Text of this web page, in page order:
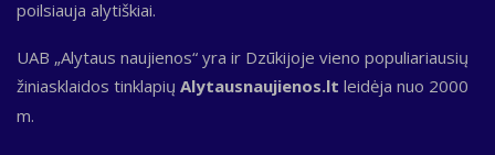
poilsiauja alytiškiai.
UAB „Alytaus naujienos“ yra ir Dzūkijoje vieno populiariausių
žiniasklaidos tinklapių Alytausnaujienos.lt leidėja nuo 2000
m.